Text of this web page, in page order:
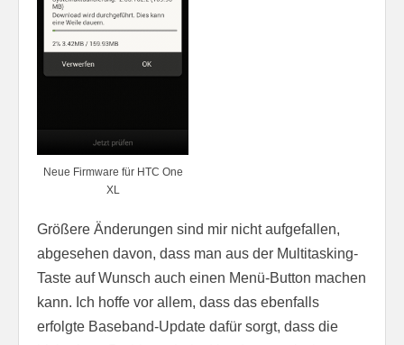
Neue Firmware für HTC One
XL
Größere Änderungen sind mir nicht aufgefallen,
abgesehen davon, dass man aus der Multitasking-
Taste auf Wunsch auch einen Menü-Button machen
kann. Ich hoffe vor allem, dass das ebenfalls
erfolgte Baseband-Update dafür sorgt, dass die